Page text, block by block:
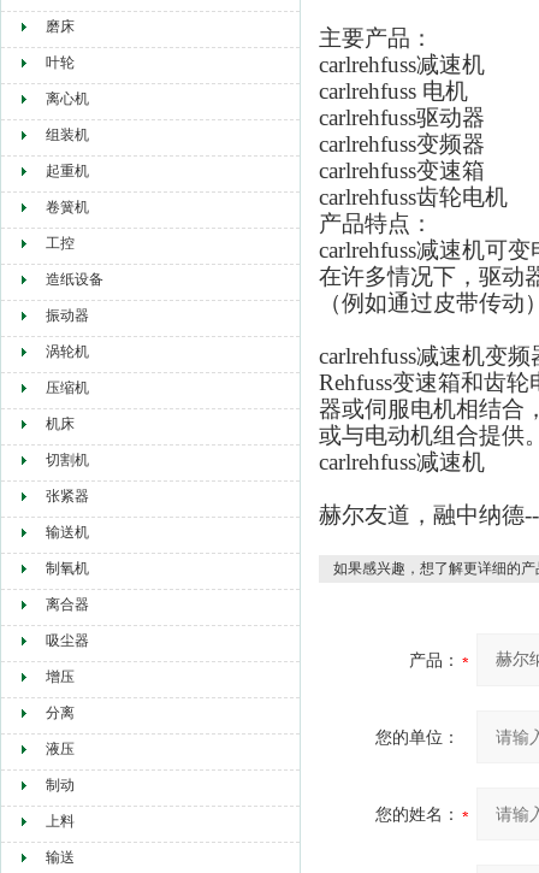
磨床
叶轮
离心机
组装机
起重机
卷簧机
工控
造纸设备
振动器
涡轮机
压缩机
机床
切割机
张紧器
输送机
制氧机
离合器
吸尘器
增压
分离
液压
制动
上料
输送
主要产品：
carlrehfuss减速机
carlrehfuss 电机
carlrehfuss驱动器
carlrehfuss变频器
carlrehfuss变速箱
carlrehfuss齿轮电机
产品特点：
carlrehfuss减速机可变
在许多情况下，驱动
（例如通过皮带传
carlrehfuss减速机变频
Rehfuss变速箱和齿
器或伺服电机相结合
或与电动机组合提供
carlrehfuss减速机
赫尔友道，融中纳德
如果感兴趣，想了解更详细的
产品：
您的单位：
您的姓名：